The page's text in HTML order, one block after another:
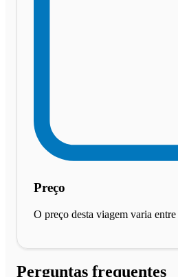
Preço
O preço desta viagem varia entre
Perguntas frequentes